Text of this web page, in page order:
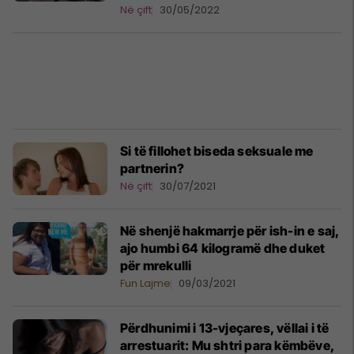
Në çift 30/05/2022
Si të fillohet biseda seksuale me
partnerin?
Në çift 30/07/2021
Në shenjë hakmarrje për ish-in e saj,
ajo humbi 64 kilogramë dhe duket
për mrekulli
Fun Lajme 09/03/2021
Përdhunimi i 13-vjeçares, vëllai i të
arrestuarit: Mu shtri para këmbëve,